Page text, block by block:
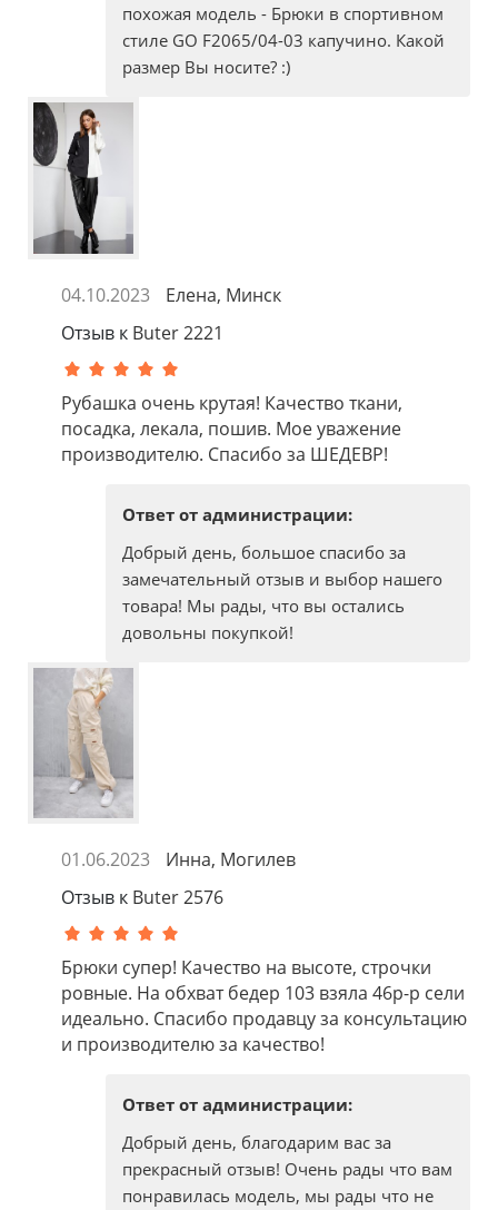
похожая модель - Брюки в спортивном
стиле GO F2065/04-03 капучино. Какой
размер Вы носите? :)
04.10.2023
Елена, Минск
Отзыв к Buter 2221
Рубашка очень крутая! Качество ткани,
посадка, лекала, пошив. Мое уважение
производителю. Спасибо за ШЕДЕВР!
Ответ от администрации:
Добрый день, большое спасибо за
замечательный отзыв и выбор нашего
товара! Мы рады, что вы остались
довольны покупкой!
01.06.2023
Инна, Могилев
Отзыв к Buter 2576
Брюки супер! Качество на высоте, строчки
ровные. На обхват бедер 103 взяла 46р-р сели
идеально. Спасибо продавцу за консультацию
и производителю за качество!
Ответ от администрации:
Добрый день, благодарим вас за
прекрасный отзыв! Очень рады что вам
понравилась модель, мы рады что не